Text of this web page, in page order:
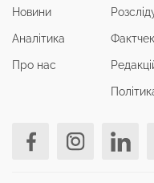
Новини
Аналітика
Про нас
Фактчек